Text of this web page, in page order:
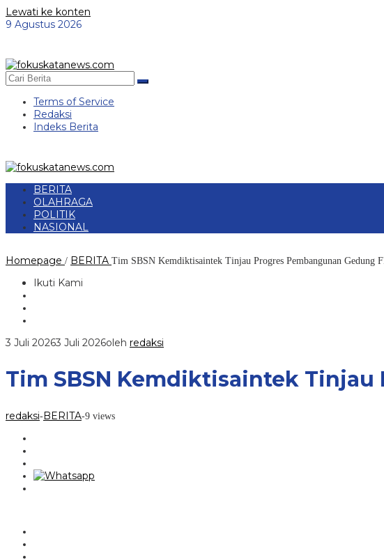
Lewati ke konten
9 Agustus 2026
Terms of Service
Redaksi
Indeks Berita
BERITA
OLAHRAGA
POLITIK
NASIONAL
Homepage / BERITA Tim SBSN Kemdiktisaintek Tinjau Progres Pembangunan Gedung
Ikuti Kami
3 Juli 20263 Juli 2026oleh redaksi
Tim SBSN Kemdiktisaintek Tinjau
redaksi-BERITA-9 views